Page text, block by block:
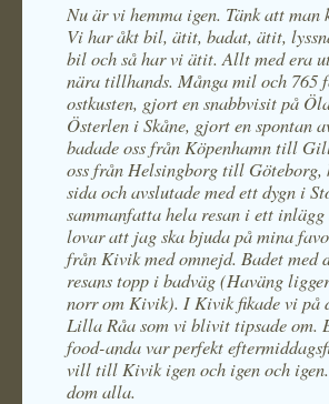
Nu är vi hemma igen. Tänk att man
Vi har åkt bil, ätit, badat, ätit,
bil och så har vi ätit. Allt med era
nära tillhands. Många mil och 765
ostkusten, gjort en snabbvisit på
Österlen i Skåne, gjort en spontan
badade oss från Köpenhamn till
oss från Helsingborg till Göteborg,
sida och avslutade med ett dygn i
sammanfatta hela resan i ett
lovar att jag ska bjuda på mina
från Kivik med omnejd. Badet med
resans topp i badväg (Haväng
norr om Kivik). I Kivik fikade vi på
Lilla Råa som vi blivit tipsade om.
food-anda var perfekt
vill till Kivik igen och igen och
dom alla.